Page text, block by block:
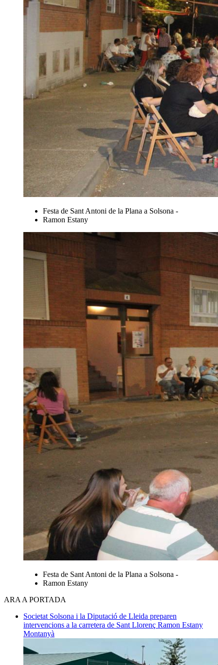
Festa de Sant Antoni de la Plana a Solsona -
Ramon Estany
Festa de Sant Antoni de la Plana a Solsona -
Ramon Estany
ARA A PORTADA
Societat Solsona i la Diputació de Lleida preparen
intervencions a la carretera de Sant Llorenç Ramon Estany
Montanyà